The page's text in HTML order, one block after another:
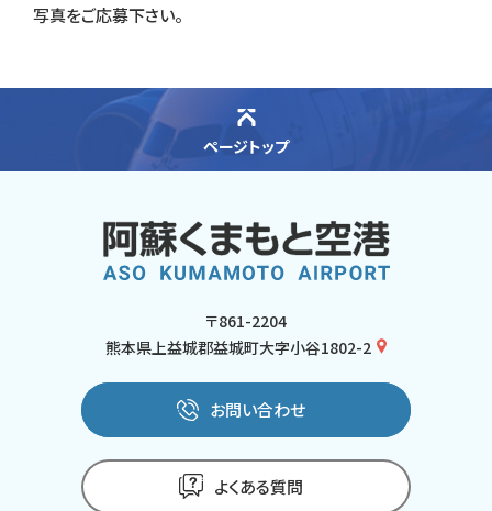
写真をご応募下さい。
ページトップ
〒861-2204
熊本県上益城郡益城町大字小谷1802-2
お問い合わせ
よくある質問